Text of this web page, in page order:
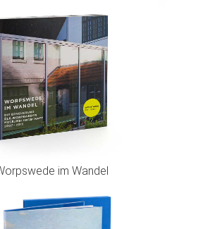
im Wandel